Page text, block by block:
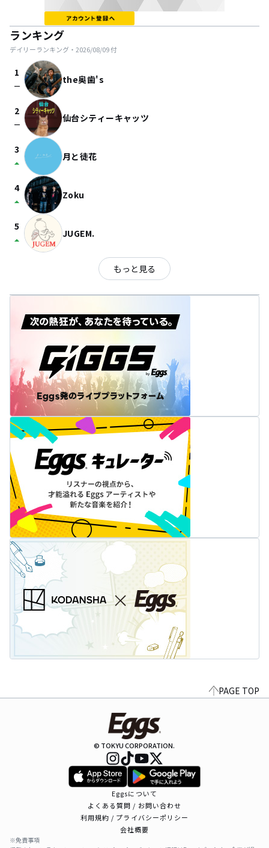
ランキング
デイリーランキング・ 2026/08/09付
1
check_indeterminate_small the奥歯's
2
check_indeterminate_small 仙台シティーキャッツ
3
arrow_drop_up 月と徒花
4
arrow_drop_up Zoku
5
arrow_drop_up JUGEM.
もっと見る
PAGE TOP
© TOKYU CORPORATION.
Eggsについて
よくある質問 / お問い合わせ
利用規約 / プライバシーポリシー
会社概要
※免責事項